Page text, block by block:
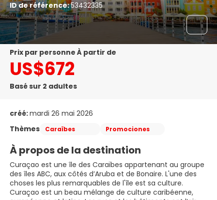
ID de référence:53432335
prix par personne À partir de
US$672
Basé sur 2 adultes
créé:mardi 26 mai 2026
Thèmes
Caraïbes Promociones
À propos de la destination
Curaçao est une île des Caraïbes appartenant au groupe
des îles ABC, aux côtés d’Aruba et de Bonaire. L'une des
choses les plus remarquables de l'île est sa culture.
Curaçao est un beau mélange de culture caribéenne,